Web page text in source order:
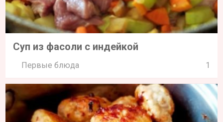
Суп из фасоли с индейкой
Первые блюда 1